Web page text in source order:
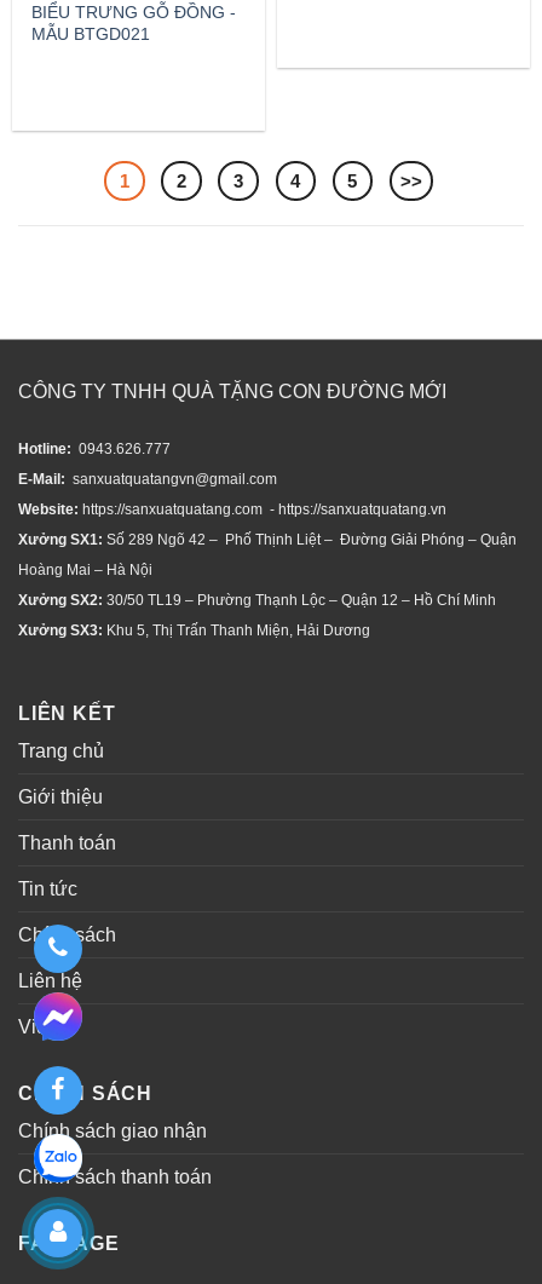
BIỂU TRƯNG GỖ ĐỒNG -
MẪU BTGD021
1 2 3 4 5 >>
CÔNG TY TNHH QUÀ TẶNG CON ĐƯỜNG MỚI
Hotline: 0943.626.777
E-Mail: sanxuatquatangvn@gmail.com
Website: https://sanxuatquatang.com - https://sanxuatquatang.vn
Xưởng SX1: Số 289 Ngõ 42 – Phố Thịnh Liệt – Đường Giải Phóng – Quận
Hoàng Mai – Hà Nội
Xưởng SX2: 30/50 TL19 – Phường Thạnh Lộc – Quận 12 – Hồ Chí Minh
Xưởng SX3: Khu 5, Thị Trấn Thanh Miện, Hải Dương
LIÊN KẾT
Trang chủ
Giới thiệu
Thanh toán
Tin tức
Chính sách
Liên hệ
Video
CHÍNH SÁCH
Chính sách giao nhận
Chính sách thanh toán
FANPAGE